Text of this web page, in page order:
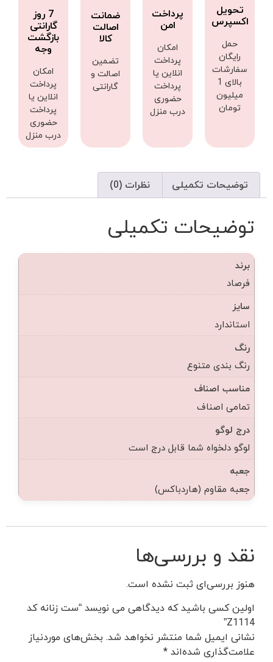
تحویل
اکسپرس
حمل
رایگان
سفارشات
بالای 1
میلیون
تومان
پرداخت
امن
امکان
پرداخت
انلاین یا
پرداخت
حضوری
درب منزل
ضمانت
اصالت
کالا
تضمین
اصالت و
گارانتی
7 روز
گارانتی
بازگشت
وجه
امکان
پرداخت
انلاین یا
پرداخت
حضوری
درب منزل
توضیحات تکمیلی نظرات (0)
توضیحات تکمیلی
برند
فرصاد
سایز
استاندارد
رنگ
رنگ بندی متنوع
مناسب اصناف
تمامی اصناف
درج لوگو
لوگو دلخواه شما قابل درج است
جعبه
جعبه مقاوم (هاردباکس)
نقد و بررسی‌ها
هنوز بررسی‌ای ثبت نشده است.
اولین کسی باشید که دیدگاهی می نویسد “ست زنانه کد
Z1114”
نشانی ایمیل شما منتشر نخواهد شد. بخش‌های موردنیاز
علامت‌گذاری شده‌اند*